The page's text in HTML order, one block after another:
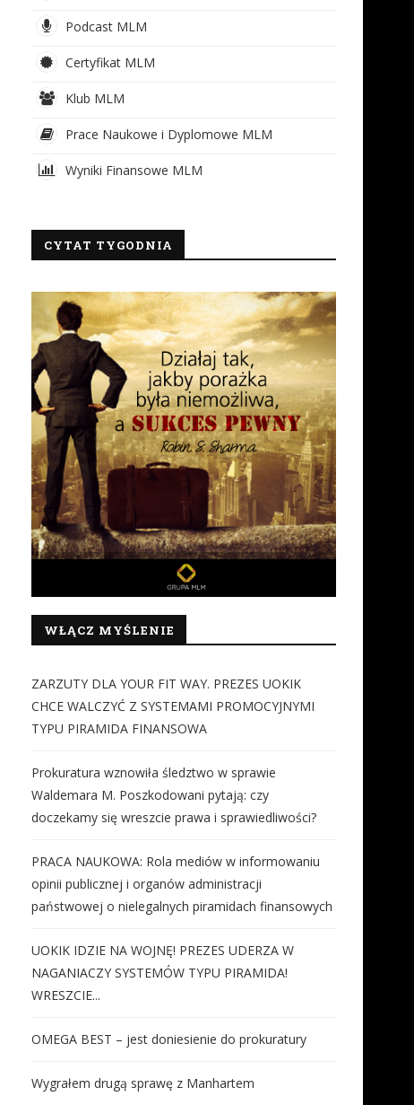
Podcast MLM
Certyfikat MLM
Klub MLM
Prace Naukowe i Dyplomowe MLM
Wyniki Finansowe MLM
CYTAT TYGODNIA
WŁĄCZ MYŚLENIE
ZARZUTY DLA YOUR FIT WAY. PREZES UOKIK
CHCE WALCZYĆ Z SYSTEMAMI PROMOCYJNYMI
TYPU PIRAMIDA FINANSOWA
Prokuratura wznowiła śledztwo w sprawie
Waldemara M. Poszkodowani pytają: czy
doczekamy się wreszcie prawa i sprawiedliwości?
PRACA NAUKOWA: Rola mediów w informowaniu
opinii publicznej i organów administracji
państwowej o nielegalnych piramidach finansowych
UOKIK IDZIE NA WOJNĘ! PREZES UDERZA W
NAGANIACZY SYSTEMÓW TYPU PIRAMIDA!
WRESZCIE...
OMEGA BEST – jest doniesienie do prokuratury
Wygrałem drugą sprawę z Manhartem